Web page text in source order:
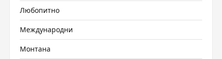
Любопитно
Международни
Монтана